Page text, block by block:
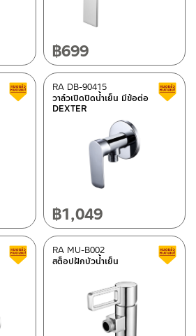
฿699
Clearance sale
วาล์วเปิดปิดน้ำเย็น มีข้อต่อ
DEXTER
RA DB-90415
฿1,049
Clearance sale
สต็อปฝักบัวน้ำเย็น
RA MU-B002